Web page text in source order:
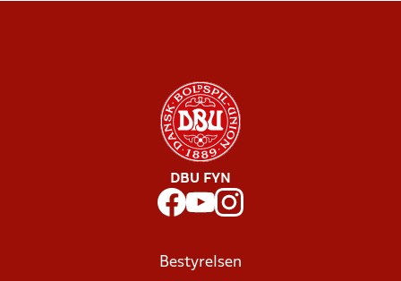
DBU FYN
Bestyrelsen